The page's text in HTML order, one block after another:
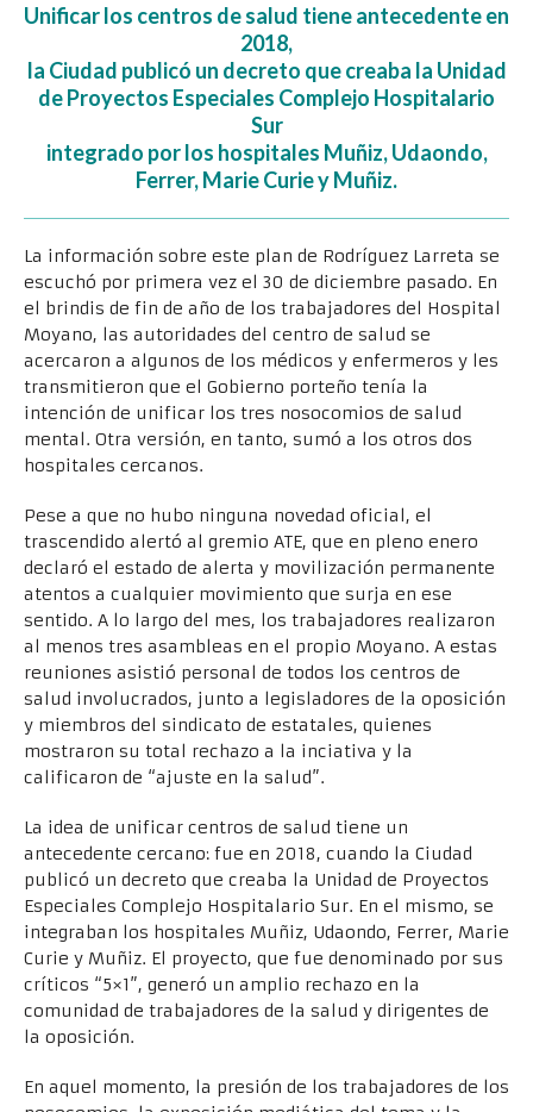
Unificar los centros de salud tiene antecedente en
2018,
la Ciudad publicó un decreto que creaba la Unidad
de Proyectos Especiales Complejo Hospitalario
Sur
integrado por los hospitales Muñiz, Udaondo,
Ferrer, Marie Curie y Muñiz.
La información sobre este plan de Rodríguez Larreta se
escuchó por primera vez el 30 de diciembre pasado. En
el brindis de fin de año de los trabajadores del Hospital
Moyano, las autoridades del centro de salud se
acercaron a algunos de los médicos y enfermeros y les
transmitieron que el Gobierno porteño tenía la
intención de unificar los tres nosocomios de salud
mental. Otra versión, en tanto, sumó a los otros dos
hospitales cercanos.
Pese a que no hubo ninguna novedad oficial, el
trascendido alertó al gremio ATE, que en pleno enero
declaró el estado de alerta y movilización permanente
atentos a cualquier movimiento que surja en ese
sentido. A lo largo del mes, los trabajadores realizaron
al menos tres asambleas en el propio Moyano. A estas
reuniones asistió personal de todos los centros de
salud involucrados, junto a legisladores de la oposición
y miembros del sindicato de estatales, quienes
mostraron su total rechazo a la inciativa y la
calificaron de “ajuste en la salud”.
La idea de unificar centros de salud tiene un
antecedente cercano: fue en 2018, cuando la Ciudad
publicó un decreto que creaba la Unidad de Proyectos
Especiales Complejo Hospitalario Sur. En el mismo, se
integraban los hospitales Muñiz, Udaondo, Ferrer, Marie
Curie y Muñiz. El proyecto, que fue denominado por sus
críticos “5×1”, generó un amplio rechazo en la
comunidad de trabajadores de la salud y dirigentes de
la oposición.
En aquel momento, la presión de los trabajadores de los